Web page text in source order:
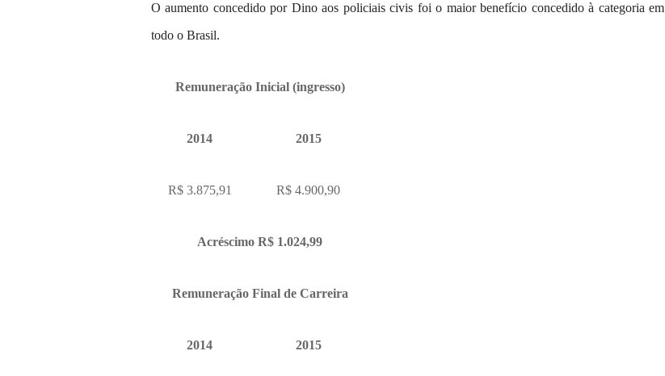
O aumento concedido por Dino aos policiais civis foi o maior benefício concedido à categoria em
todo o Brasil.
Remuneração Inicial (ingresso)
2014 2015
R$ 3.875,91 R$ 4.900,90
Acréscimo R$ 1.024,99
Remuneração Final de Carreira
2014 2015